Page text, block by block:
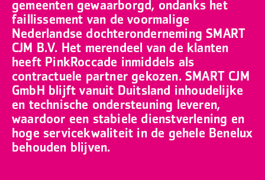
gemeenten gewaarborgd, ondanks het
faillissement van de voormalige
Nederlandse dochteronderneming SMART
CJM B.V. Het merendeel van de klanten
heeft PinkRoccade inmiddels als
contractuele partner gekozen. SMART CJM
GmbH blijft vanuit Duitsland inhoudelijke
en technische ondersteuning leveren,
waardoor een stabiele dienstverlening en
hoge servicekwaliteit in de gehele Benelux
behouden blijven.